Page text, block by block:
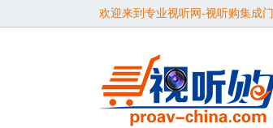
欢迎来到专业视听网-视听购集成